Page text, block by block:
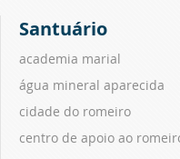
Santuário
academia marial
água mineral aparecida
cidade do romeiro
centro de apoio ao